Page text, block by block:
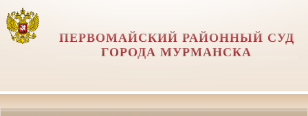
ПЕРВОМАЙСКИЙ РАЙОННЫЙ СУД
ГОРОДА МУРМАНСКА